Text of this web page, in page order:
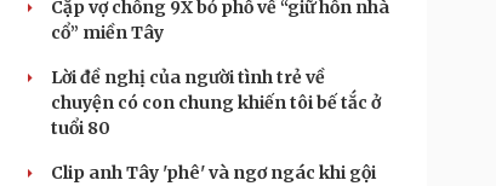
Kể chuyện cho bé
Cặp vợ chồng 9X bỏ phố về “giữ hồn nhà
cổ” miền Tây
Lời đề nghị của người tình trẻ về
chuyện có con chung khiến tôi bế tắc ở
tuổi 80
Clip anh Tây 'phê' và ngơ ngác khi gội